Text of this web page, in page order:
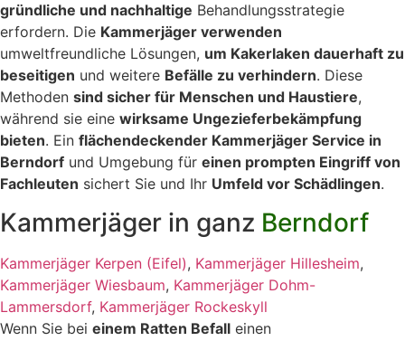
gründliche und nachhaltige Behandlungsstrategie
erfordern. Die Kammerjäger verwenden
umweltfreundliche Lösungen, um Kakerlaken dauerhaft zu
beseitigen und weitere Befälle zu verhindern. Diese
Methoden sind sicher für Menschen und Haustiere,
während sie eine wirksame Ungezieferbekämpfung
bieten. Ein flächendeckender Kammerjäger Service in
Berndorf und Umgebung für einen prompten Eingriff von
Fachleuten sichert Sie und Ihr Umfeld vor Schädlingen.
Kammerjäger in ganz Berndorf
Kammerjäger Kerpen (Eifel), Kammerjäger Hillesheim,
Kammerjäger Wiesbaum, Kammerjäger Dohm-
Lammersdorf, Kammerjäger Rockeskyll
Wenn Sie bei einem Ratten Befall einen